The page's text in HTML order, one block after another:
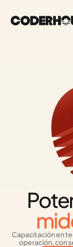
Capacitación en
operación, con